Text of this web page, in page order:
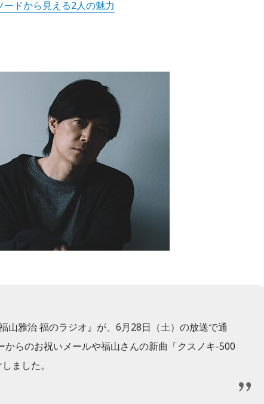
ードから見える2人の魅力
山雅治 福のラジオ』が、6月28日（土）の放送で通
らのお祝いメールや福山さんの新曲「クスノキ-500
ました。